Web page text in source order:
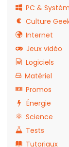
PC &
Culture
Internet
Jeux vidéo
Logiciels
Matériel
Promos
Énergie
Science
Tests
Tutoriaux